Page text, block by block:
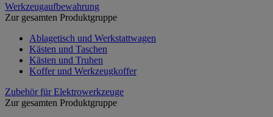
Werkzeugaufbewahrung
Zur gesamten Produktgruppe
Ablagetisch und Werkstattwagen
Kästen und Taschen
Kästen und Truhen
Koffer und Werkzeugkoffer
Zubehör für Elektrowerkzeuge
Zur gesamten Produktgruppe